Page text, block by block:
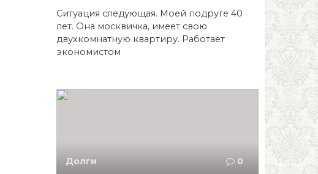
Ситуация следующая. Моей подруге 40
лет. Она москвичка, имеет свою
двухкомнатную квартиру. Работает
экономистом
Долги 0